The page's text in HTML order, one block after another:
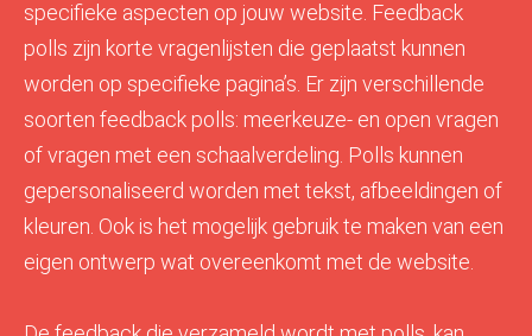
specifieke aspecten op jouw website. Feedback
polls zijn korte vragenlijsten die geplaatst kunnen
worden op specifieke pagina’s. Er zijn verschillende
soorten feedback polls: meerkeuze- en open vragen
of vragen met een schaalverdeling. Polls kunnen
gepersonaliseerd worden met tekst, afbeeldingen of
kleuren. Ook is het mogelijk gebruik te maken van een
eigen ontwerp wat overeenkomt met de website.